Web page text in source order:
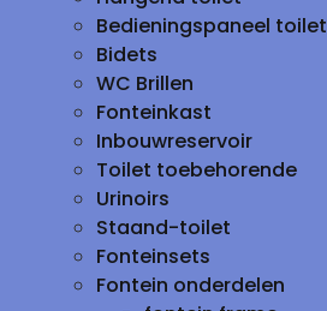
Bedieningspaneel toilet
Bidets
WC Brillen
Fonteinkast
Inbouwreservoir
Toilet toebehorende
Urinoirs
Staand-toilet
Fonteinsets
Fontein onderdelen